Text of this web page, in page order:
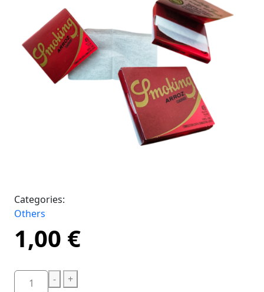
Categories:
Others
1,00 €
- +